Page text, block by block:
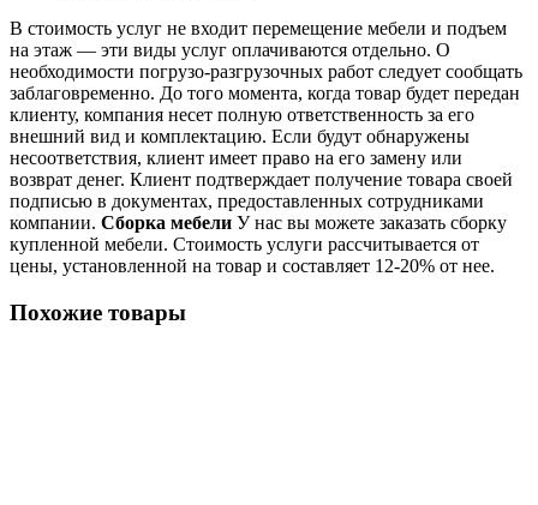
В стоимость услуг не входит перемещение мебели и подъем
на этаж — эти виды услуг оплачиваются отдельно. О
необходимости погрузо-разгрузочных работ следует сообщать
заблаговременно. До того момента, когда товар будет передан
клиенту, компания несет полную ответственность за его
внешний вид и комплектацию. Если будут обнаружены
несоответствия, клиент имеет право на его замену или
возврат денег. Клиент подтверждает получение товара своей
подписью в документах, предоставленных сотрудниками
компании. Сборка мебели У нас вы можете заказать сборку
купленной мебели. Стоимость услуги рассчитывается от
цены, установленной на товар и составляет 12-20% от нее.
Похожие товары